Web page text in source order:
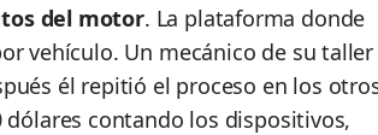
del motor. La plataforma donde
vehículo. Un mecánico de su taller
él repitió el proceso en los
contando los dispositivos,